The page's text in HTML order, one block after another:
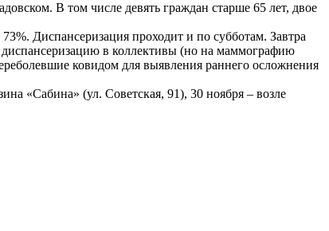
В том числе девять граждан старше 65 лет, двое
Диспансеризация проходит и по субботам. Завтра
в коллективы (но на маммографию
ковидом для выявления раннего осложнения
«Сабина» (ул. Советская, 91), 30 ноября – возле